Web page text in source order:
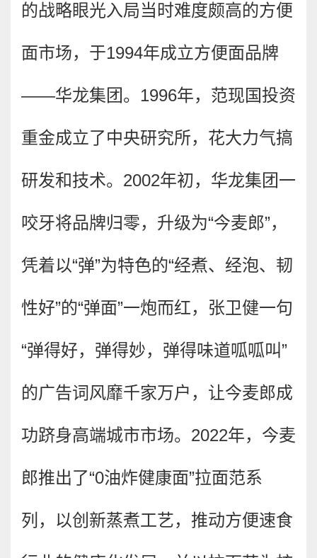
的战略眼光入局当时难度颇高的方便
面市场，于1994年成立方便面品牌
——华龙集团。1996年，范现国投资
重金成立了中央研究所，花大力气搞
研发和技术。2002年初，华龙集团一
咬牙将品牌归零，升级为“今麦郎”，
凭着以“弹”为特色的“经煮、经泡、韧
性好”的“弹面”一炮而红，张卫健一句
“弹得好，弹得妙，弹得味道呱呱叫”
的广告词风靡千家万户，让今麦郎成
功跻身高端城市市场。2022年，今麦
郎推出了“0油炸健康面”拉面范系
列，以创新蒸煮工艺，推动方便速食